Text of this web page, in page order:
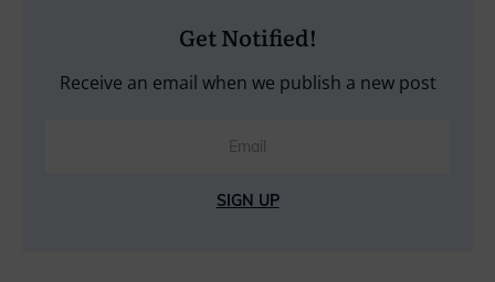
Get Notified!
Receive an email when we publish a new post
SIGN UP